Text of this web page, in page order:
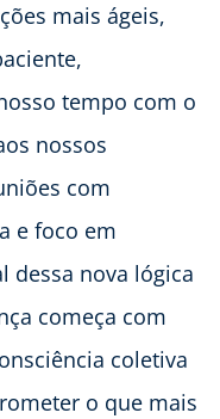
mais ágeis,
tempo com o
nossos
com
e foco em
dessa nova lógica
começa com
coletiva
o que mais